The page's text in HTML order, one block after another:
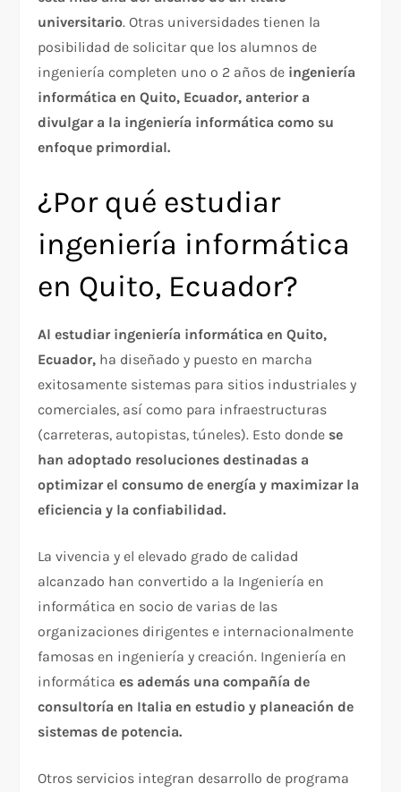
universitario. Otras universidades tienen la
posibilidad de solicitar que los alumnos de
ingeniería completen uno o 2 años de ingeniería
informática en Quito, Ecuador, anterior a
divulgar a la ingeniería informática como su
enfoque primordial.
¿Por qué estudiar
ingeniería informática
en Quito, Ecuador?
Al estudiar ingeniería informática en Quito,
Ecuador, ha diseñado y puesto en marcha
exitosamente sistemas para sitios industriales y
comerciales, así como para infraestructuras
(carreteras, autopistas, túneles). Esto donde se
han adoptado resoluciones destinadas a
optimizar el consumo de energía y maximizar la
eficiencia y la confiabilidad.
La vivencia y el elevado grado de calidad
alcanzado han convertido a la Ingeniería en
informática en socio de varias de las
organizaciones dirigentes e internacionalmente
famosas en ingeniería y creación. Ingeniería en
informáticaes además una compañía de
consultoría en Italia en estudio y planeación de
sistemas de potencia.
Otros servicios integran desarrollo de programa